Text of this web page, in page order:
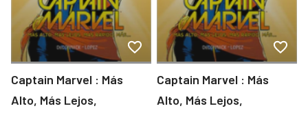
Captain Marvel : Más
Alto, Más Lejos,
Captain Marvel : Más
Alto, Más Lejos,